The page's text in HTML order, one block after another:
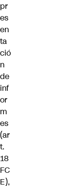
pr
es
en
ta
ció
n
de
inf
or
m
es
(ar
t.
18
FC
E),